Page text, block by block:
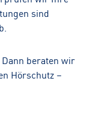
sind
beraten wir
Hörschutz –